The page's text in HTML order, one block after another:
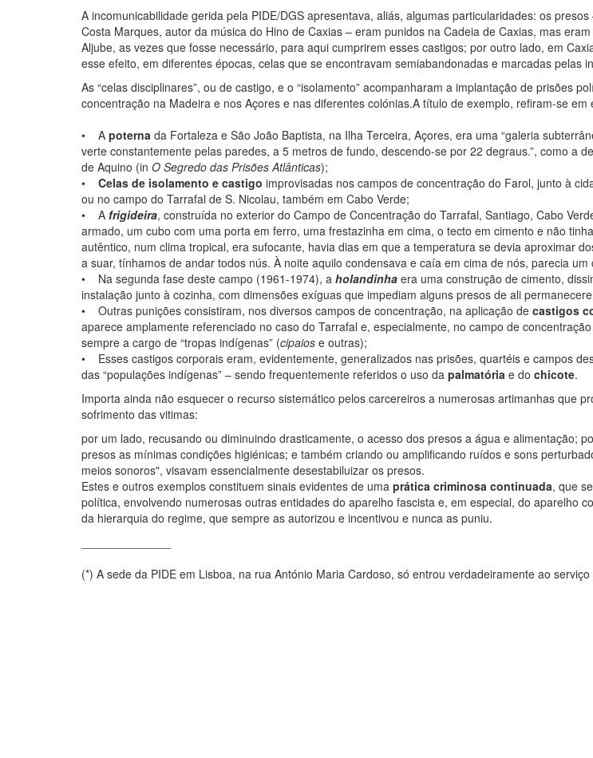
A incomunicabilidade gerida pela PIDE/DGS apresentava, aliás, algumas particularidades: os
Costa Marques, autor da música do Hino de Caxias – eram punidos na Cadeia de Caxias, mas
Aljube, as vezes que fosse necessário, para aqui cumprirem esses castigos; por outro lado, em
esse efeito, em diferentes épocas, celas que se encontravam semiabandonadas e marcadas pelas
As “celas disciplinares”, ou de castigo, e o “isolamento” acompanharam a implantação de prisões
concentração na Madeira e nos Açores e nas diferentes colónias.A título de exemplo, refiram-se em
• A poterna da Fortaleza e São João Baptista, na Ilha Terceira, Açores, era uma “galeria
verte constantemente pelas paredes, a 5 metros de fundo, descendo-se por 22 degraus.”, como a
de Aquino (in O Segredo das Prisões Atlânticas);
• Celas de isolamento e castigo improvisadas nos campos de concentração do Farol, junto à
ou no campo do Tarrafal de S. Nicolau, também em Cabo Verde;
• A frigideira, construída no exterior do Campo de Concentração do Tarrafal, Santiago, Cabo
armado, um cubo com uma porta em ferro, uma frestazinha em cima, o tecto em cimento e não
autêntico, num clima tropical, era sufocante, havia dias em que a temperatura se devia aproximar
a suar, tínhamos de andar todos nús. À noite aquilo condensava e caía em cima de nós, parecia
• Na segunda fase deste campo (1961-1974), a holandinha era uma construção de cimento,
instalação junto à cozinha, com dimensões exíguas que impediam alguns presos de ali
• Outras punições consistiram, nos diversos campos de concentração, na aplicação de castigos
aparece amplamente referenciado no caso do Tarrafal e, especialmente, no campo de
sempre a cargo de “tropas indígenas” (cipaios e outras);
• Esses castigos corporais eram, evidentemente, generalizados nas prisões, quartéis e campos
das “populações indígenas” – sendo frequentemente referidos o uso da palmatória e do chicote.
Importa ainda não esquecer o recurso sistemático pelos carcereiros a numerosas artimanhas que
sofrimento das vitimas:
por um lado, recusando ou diminuindo drasticamente, o acesso dos presos a água e alimentação;
presos as mínimas condições higiénicas; e também criando ou amplificando ruídos e sons
meios sonoros", visavam essencialmente desestabiluizar os presos.
Estes e outros exemplos constituem sinais evidentes de uma prática criminosa continuada, que
política, envolvendo numerosas outras entidades do aparelho fascista e, em especial, do aparelho
da hierarquia do regime, que sempre as autorizou e incentivou e nunca as puniu.
(*) A sede da PIDE em Lisboa, na rua António Maria Cardoso, só entrou verdadeiramente ao